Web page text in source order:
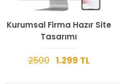
Kurumsal Firma Hazır Site
Tasarımı
2500 1.299 TL